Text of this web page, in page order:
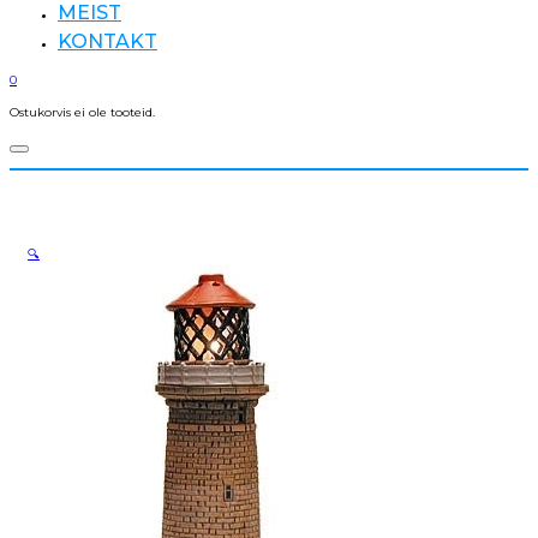
MEIST
KONTAKT
0
Ostukorvis ei ole tooteid.
🔍